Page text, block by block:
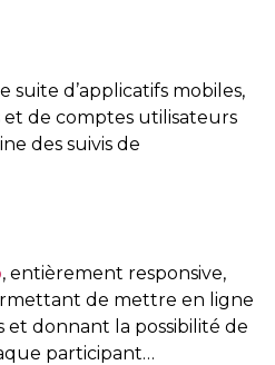
suite d’applicatifs mobiles,
de comptes utilisateurs
des suivis de
, entièrement responsive,
de mettre en ligne
et donnant la possibilité de
participant…